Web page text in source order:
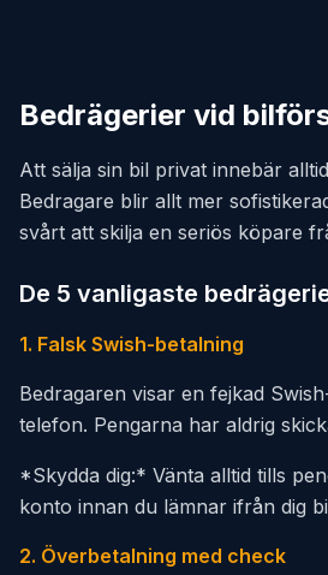
Bedrägerier vid
Att sälja sin bil privat innebär
Bedragare blir allt mer
svårt att skilja en seriös köpare
De 5 vanligaste
1. Falsk Swish-betalning
Bedragaren visar en fejkad
telefon. Pengarna har aldrig
*Skydda dig:* Vänta alltid tills
konto innan du lämnar ifrån dig
2. Överbetalning med check